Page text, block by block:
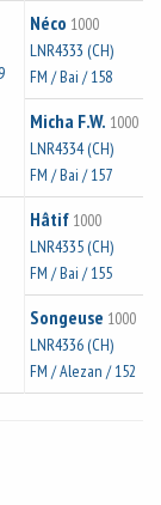
Néco 1000
LNR4333 (CH)
FM / Bai / 158
Micha F.W. 1000
LNR4334 (CH)
FM / Bai / 157
Hâtif 1000
LNR4335 (CH)
FM / Bai / 155
Songeuse 1000
LNR4336 (CH)
FM / Alezan / 152